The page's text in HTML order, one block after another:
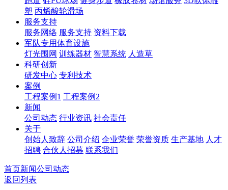
塑 丙烯酸轮滑场
服务支持
服务网络 服务支持 资料下载
军队专用体育设施
灯光围网 训练器材 智慧系统 人造草
科研创新
研发中心 专利技术
案例
工程案例1 工程案例2
新闻
公司动态 行业资讯 社会责任
关于
创始人致辞 公司介绍 企业荣誉 荣誉资质 生产基地 人才
招聘 合伙人招募 联系我们
首页新闻公司动态
返回列表